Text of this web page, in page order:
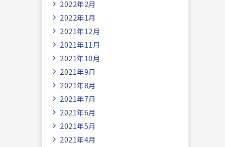
2022年2月
2022年1月
2021年12月
2021年11月
2021年10月
2021年9月
2021年8月
2021年7月
2021年6月
2021年5月
2021年4月